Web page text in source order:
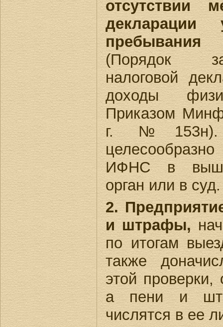
отсутствии
декларации
пребывания
(Порядок
налоговой
доходы
Приказом
г. №153н).
ИФНС в
орган или в суд.
2.
и штрафы,
по итогам
также
этой проверки,
а пени и
числятся в ее